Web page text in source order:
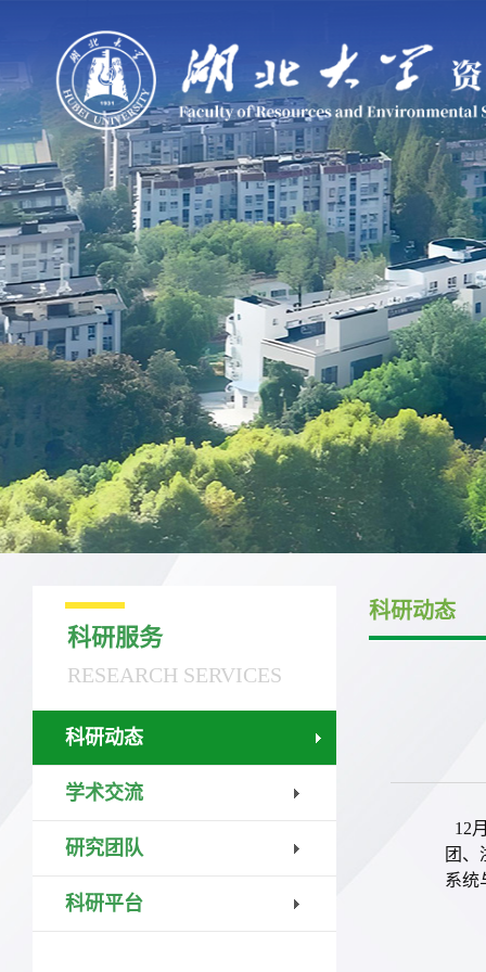
科研服务
RESEARCH SERVICES
科研动态
学术交流
研究团队
科研平台
科研动态
12
团
系统